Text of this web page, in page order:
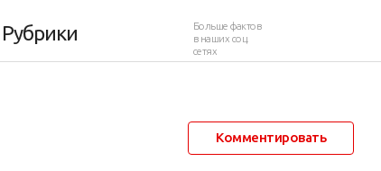
Рубрики
Больше фактов
в наших соц.
сетях
Комментировать